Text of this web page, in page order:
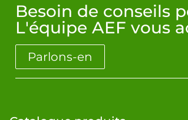
Besoin de conseils
L'équipe AEF vous
Parlons-en